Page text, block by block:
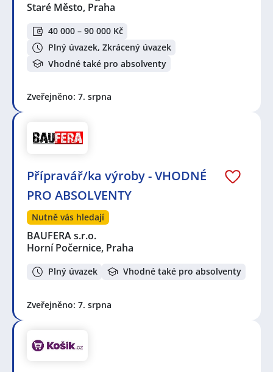
Staré Město, Praha
40 000 – 90 000 Kč
Plný úvazek, Zkrácený úvazek
Vhodné také pro absolventy
Zveřejněno: 7. srpna
Přípravář/ka výroby - VHODNÉ
PRO ABSOLVENTY
Nutně vás hledají
BAUFERA s.r.o.
Horní Počernice, Praha
Plný úvazek Vhodné také pro absolventy
Zveřejněno: 7. srpna